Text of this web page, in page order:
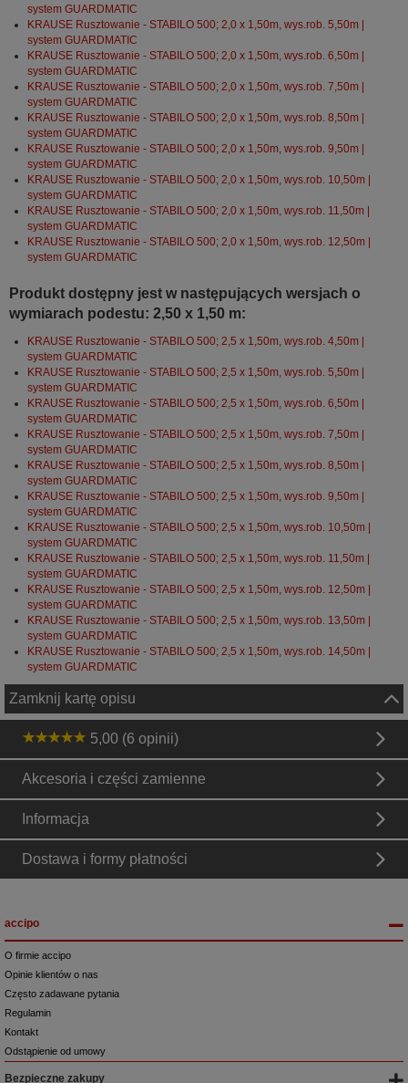
system GUARDMATIC
KRAUSE Rusztowanie - STABILO 500; 2,0 x 1,50m, wys.rob. 5,50m |
system GUARDMATIC
KRAUSE Rusztowanie - STABILO 500; 2,0 x 1,50m, wys.rob. 6,50m |
system GUARDMATIC
KRAUSE Rusztowanie - STABILO 500; 2,0 x 1,50m, wys.rob. 7,50m |
system GUARDMATIC
KRAUSE Rusztowanie - STABILO 500; 2,0 x 1,50m, wys.rob. 8,50m |
system GUARDMATIC
KRAUSE Rusztowanie - STABILO 500; 2,0 x 1,50m, wys.rob. 9,50m |
system GUARDMATIC
KRAUSE Rusztowanie - STABILO 500; 2,0 x 1,50m, wys.rob. 10,50m |
system GUARDMATIC
KRAUSE Rusztowanie - STABILO 500; 2,0 x 1,50m, wys.rob. 11,50m |
system GUARDMATIC
KRAUSE Rusztowanie - STABILO 500; 2,0 x 1,50m, wys.rob. 12,50m |
system GUARDMATIC
Produkt dostępny jest w następujących wersjach o
wymiarach podestu: 2,50 x 1,50 m:
KRAUSE Rusztowanie - STABILO 500; 2,5 x 1,50m, wys.rob. 4,50m |
system GUARDMATIC
KRAUSE Rusztowanie - STABILO 500; 2,5 x 1,50m, wys.rob. 5,50m |
system GUARDMATIC
KRAUSE Rusztowanie - STABILO 500; 2,5 x 1,50m, wys.rob. 6,50m |
system GUARDMATIC
KRAUSE Rusztowanie - STABILO 500; 2,5 x 1,50m, wys.rob. 7,50m |
system GUARDMATIC
KRAUSE Rusztowanie - STABILO 500; 2,5 x 1,50m, wys.rob. 8,50m |
system GUARDMATIC
KRAUSE Rusztowanie - STABILO 500; 2,5 x 1,50m, wys.rob. 9,50m |
system GUARDMATIC
KRAUSE Rusztowanie - STABILO 500; 2,5 x 1,50m, wys.rob. 10,50m |
system GUARDMATIC
KRAUSE Rusztowanie - STABILO 500; 2,5 x 1,50m, wys.rob. 11,50m |
system GUARDMATIC
KRAUSE Rusztowanie - STABILO 500; 2,5 x 1,50m, wys.rob. 12,50m |
system GUARDMATIC
KRAUSE Rusztowanie - STABILO 500; 2,5 x 1,50m, wys.rob. 13,50m |
system GUARDMATIC
KRAUSE Rusztowanie - STABILO 500; 2,5 x 1,50m, wys.rob. 14,50m |
system GUARDMATIC
Zamknij kartę opisu
5,00 (6 opinii)
Akcesoria i części zamienne
Informacja
Dostawa i formy płatności
accipo
O firmie accipo
Opinie klientów o nas
Często zadawane pytania
Regulamin
Kontakt
Odstąpienie od umowy
Bezpieczne zakupy